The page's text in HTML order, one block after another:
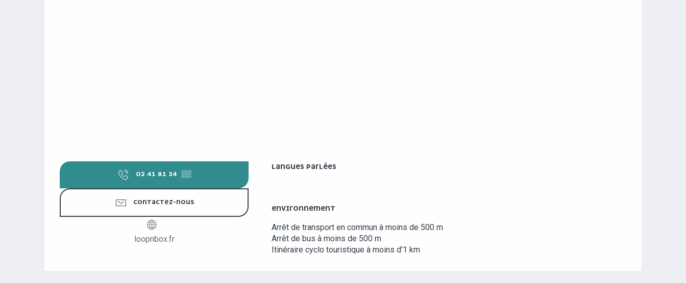
02 41 81 34 ▒▒
CONTACTEZ-NOUS
loopnbox.fr
LANGUES PARLÉES
LANGUES PARLÉES
ENVIRONNEMENT
ENVIRONNEMENT
Arrêt de transport en commun à moins de 500 m
Arrêt de bus à moins de 500 m
Itinéraire cyclo touristique à moins d'1 km